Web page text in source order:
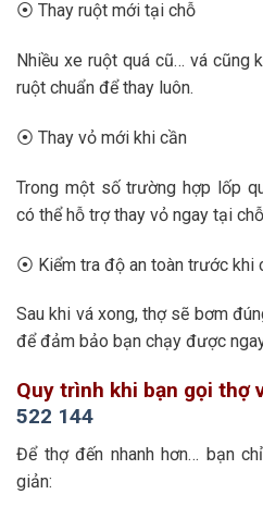
⦿ Thay ruột mới tại chỗ
Nhiều xe ruột quá cũ… vá cũng
ruột chuẩn để thay luôn.
⦿ Thay vỏ mới khi cần
Trong một số trường hợp lốp
có thể hỗ trợ thay vỏ ngay tại
⦿ Kiểm tra độ an toàn trước khi
Sau khi vá xong, thợ sẽ bơm
để đảm bảo bạn chạy được
Quy trình khi bạn gọi thợ
522 144
Để thợ đến nhanh hơn… bạn
giản: